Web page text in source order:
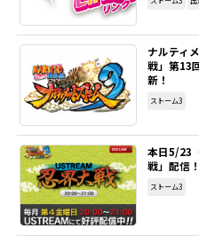
EN
ナルティ
戦」第13
新！
ストーム3
本日5/23
戦」配信！
ストーム3